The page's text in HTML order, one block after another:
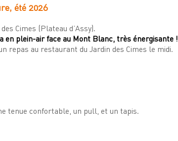
été 2026
Cimes (Plateau d’Assy).
en plein-air face au Mont Blanc, très énergisante !
repas au restaurant du Jardin des Cimes le midi.
tenue confortable, un pull, et un tapis.